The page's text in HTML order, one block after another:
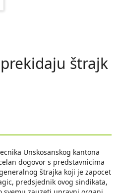
štrajk
Unskosanskog kantona
dogovor s predstavnicima
štrajka koji je zapocet
predsjednik ovog sindikata,